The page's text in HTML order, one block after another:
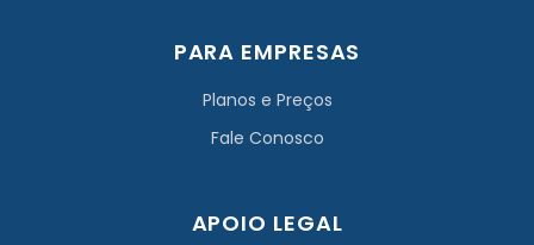
PARA EMPRESAS
Planos e Preços
Fale Conosco
APOIO LEGAL